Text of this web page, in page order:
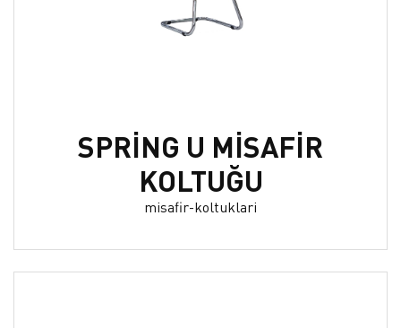
SPRİNG U MİSAFİR
KOLTUĞU
misafir-koltuklari